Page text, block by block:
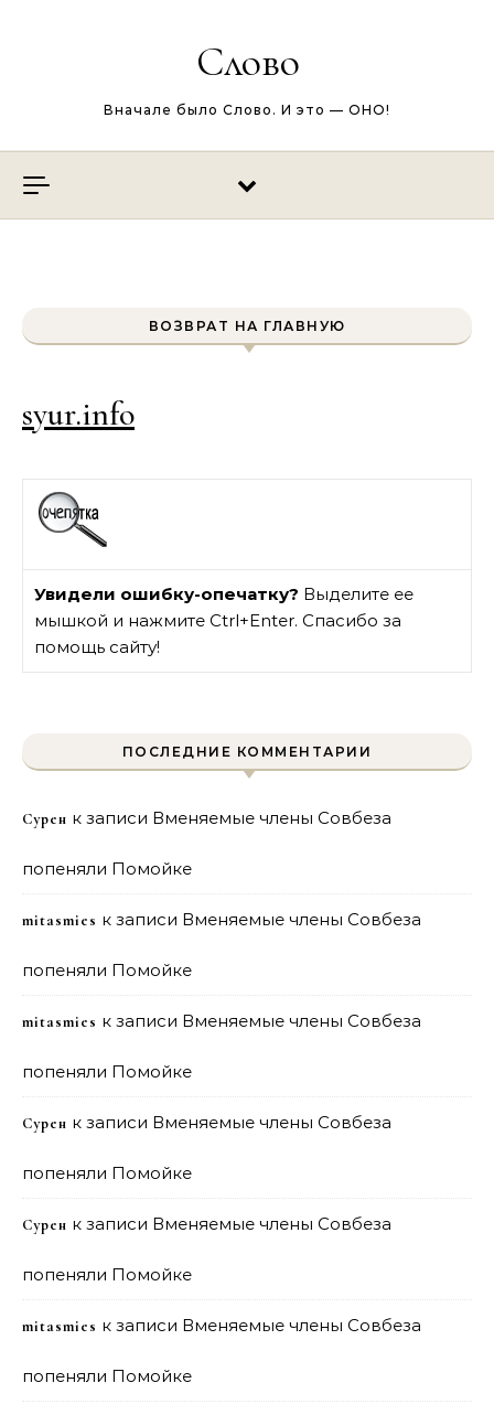
Слово
Вначале было Слово. И это — ОНО!
ВОЗВРАТ НА ГЛАВНУЮ
syur.info
Увидели ошибку-опечатку? Выделите ее
мышкой и нажмите Ctrl+Enter. Спасибо за
помощь сайту!
ПОСЛЕДНИЕ КОММЕНТАРИИ
Сурен к записи Вменяемые члены Совбеза
попеняли Помойке
mitasmies к записи Вменяемые члены Совбеза
попеняли Помойке
mitasmies к записи Вменяемые члены Совбеза
попеняли Помойке
Сурен к записи Вменяемые члены Совбеза
попеняли Помойке
Сурен к записи Вменяемые члены Совбеза
попеняли Помойке
mitasmies к записи Вменяемые члены Совбеза
попеняли Помойке